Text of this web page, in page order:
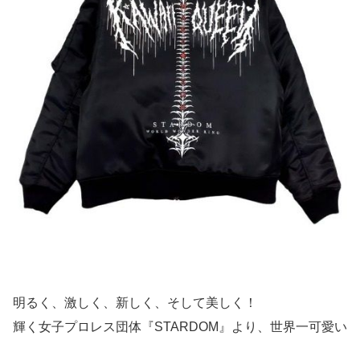
明るく、激しく、新しく、そして美しく！
輝く女子プロレス団体『STARDOM』より、世界一可愛い